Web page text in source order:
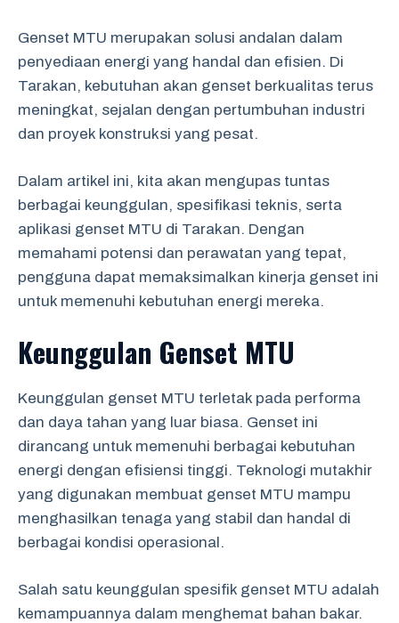
Genset MTU merupakan solusi andalan dalam
penyediaan energi yang handal dan efisien. Di
Tarakan, kebutuhan akan genset berkualitas terus
meningkat, sejalan dengan pertumbuhan industri
dan proyek konstruksi yang pesat.
Dalam artikel ini, kita akan mengupas tuntas
berbagai keunggulan, spesifikasi teknis, serta
aplikasi genset MTU di Tarakan. Dengan
memahami potensi dan perawatan yang tepat,
pengguna dapat memaksimalkan kinerja genset ini
untuk memenuhi kebutuhan energi mereka.
Keunggulan Genset MTU
Keunggulan genset MTU terletak pada performa
dan daya tahan yang luar biasa. Genset ini
dirancang untuk memenuhi berbagai kebutuhan
energi dengan efisiensi tinggi. Teknologi mutakhir
yang digunakan membuat genset MTU mampu
menghasilkan tenaga yang stabil dan handal di
berbagai kondisi operasional.
Salah satu keunggulan spesifik genset MTU adalah
kemampuannya dalam menghemat bahan bakar.